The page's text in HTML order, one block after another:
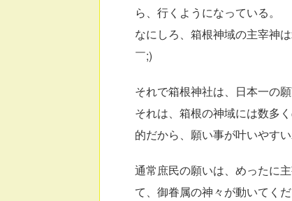
ら、行くようになっている。
なにしろ、箱根神域の主宰神
￣;)
それで箱根神社は、日本一の
それは、箱根の神域には数多
的だから、願い事が叶いやすい
通常庶民の願いは、めったに
て、御眷属の神々が動いてく